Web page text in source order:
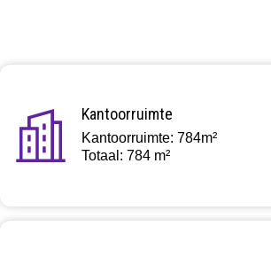
Kantoorruimte
Kantoorruimte: 784m²
Totaal: 784 m²